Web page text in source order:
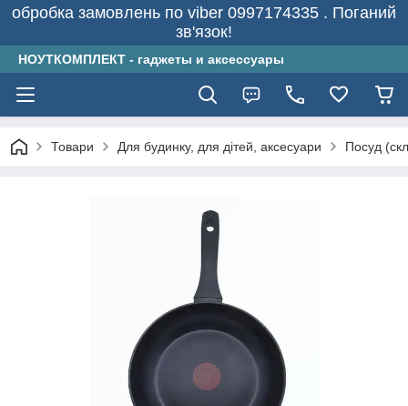
обробка замовлень по viber 0997174335 . Поганий
зв'язок!
НОУТКОМПЛЕКТ - гаджеты и аксессуары
Товари Для будинку, для дітей, аксесуари Посуд